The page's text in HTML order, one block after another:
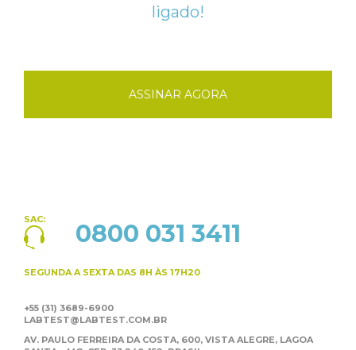
ligado!
ASSINAR AGORA
SAC: 0800 031 3411
SEGUNDA A SEXTA DAS 8H ÀS 17H20
+55 (31) 3689-6900
LABTEST@LABTEST.COM.BR
AV. PAULO FERREIRA DA COSTA, 600, VISTA ALEGRE, LAGOA